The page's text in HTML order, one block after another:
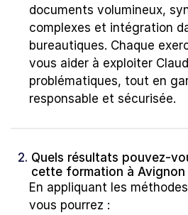
documents volumineux,
complexes et intégration
bureautiques. Chaque
vous aider à exploiter
problématiques, tout en
responsable et sécurisée.
2. Quels résultats pouvez-
cette formation à Avignon
En appliquant les
vous pourrez :